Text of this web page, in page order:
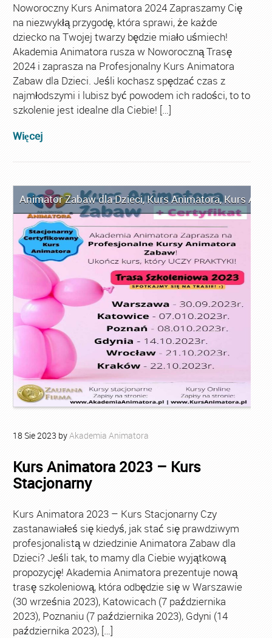
Noworoczny Kurs Animatora 2024 Zapraszamy Cię
na niezwykłą przygodę, która sprawi, że każde
dziecko na Twojej twarzy będzie miało uśmiech!
Akademia Animatora rusza w Noworoczną Trasę
2024 i zaprasza na Profesjonalny Kurs Animatora
Zabaw dla Dzieci. Jeśli kochasz spędzać czas z
najmłodszymi i lubisz być powodem ich radości, to to
szkolenie jest idealne dla Ciebie! […]
Więcej
Animator Zabaw dla Dzieci,Kurs Animatora,Kurs
18 Sie2023 byAkademia Animatora
Kurs Animatora 2023 – Kurs
Stacjonarny
Kurs Animatora 2023 – Kurs Stacjonarny Czy
zastanawiałeś się kiedyś, jak stać się prawdziwym
profesjonalistą w dziedzinie Animatora Zabaw dla
Dzieci? Jeśli tak, to mamy dla Ciebie wyjątkową
propozycję! Akademia Animatora prezentuje nową
trasę szkoleniową, która odbędzie się w Warszawie
(30 września 2023), Katowicach (7 października
2023), Poznaniu (7 października 2023), Gdyni (14
października 2023), […]